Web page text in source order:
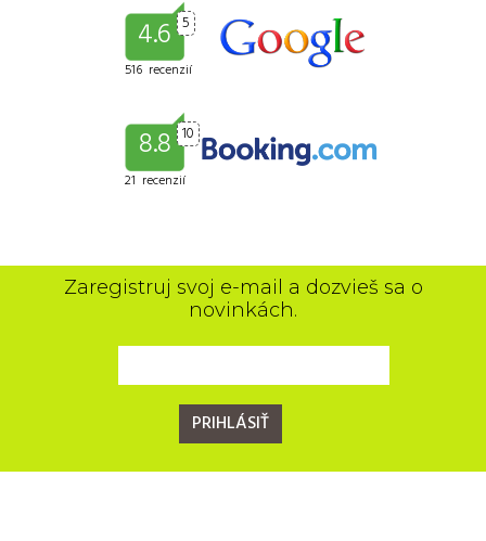
4.6 5
516 recenzií
8.8 10
21 recenzií
Zaregistruj svoj e-mail a dozvieš sa o
novinkách.
PRIHLÁSIŤ